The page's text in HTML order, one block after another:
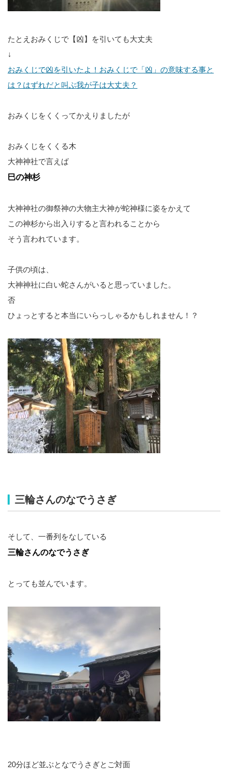
たとえおみくじで【凶】を引いても大丈夫
↓
おみくじで凶を引いたよ！おみくじで「凶」の意味する事と
は？はずれだと叫ぶ我が子は大丈夫？
おみくじをくくってかえりましたが
おみくじをくくる木
大神神社で言えば
巳の神杉
大神神社の御祭神の大物主大神が蛇神様に姿をかえて
この神杉から出入りすると言われることから
そう言われています。
子供の頃は、
大神神社に白い蛇さんがいると思っていました。
否
ひょっとすると本当にいらっしゃるかもしれません！？
三輪さんのなでうさぎ
そして、一番列をなしている
三輪さんのなでうさぎ
とっても並んでいます。
20分ほど並ぶとなでうさぎとご対面